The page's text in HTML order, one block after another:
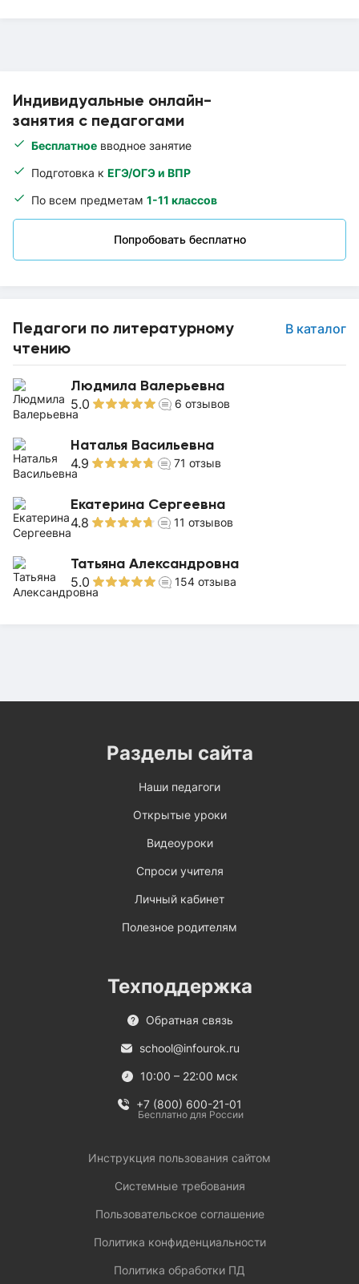
Индивидуальные онлайн-
занятия с педагогами
Бесплатное вводное занятие
Подготовка к ЕГЭ/ОГЭ и ВПР
По всем предметам 1-11 классов
Попробовать бесплатно
Педагоги по литературному
чтению
В каталог
Людмила Валерьевна
5.0 6 отзывов
Наталья Васильевна
4.9 71 отзыв
Екатерина Сергеевна
4.8 11 отзывов
Татьяна Александровна
5.0 154 отзыва
Разделы сайта
Наши педагоги
Открытые уроки
Видеоуроки
Спроси учителя
Личный кабинет
Полезное родителям
Техподдержка
Обратная связь
school@infourok.ru
10:00 – 22:00 мск
+7 (800) 600-21-01
Бесплатно для России
Инструкция пользования сайтом
Системные требования
Пользовательское соглашение
Политика конфиденциальности
Политика обработки ПД